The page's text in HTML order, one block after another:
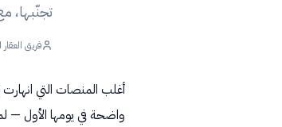
تجنّبها،
فريق العقار
واضحة في يومها الأول —